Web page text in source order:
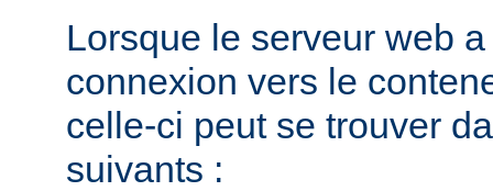
Lorsque le serveur web
connexion vers le
celle-ci peut se trouver
suivants :